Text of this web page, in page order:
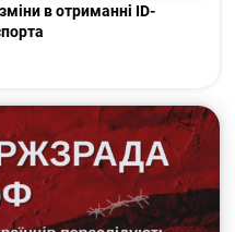
в отриманні ID-